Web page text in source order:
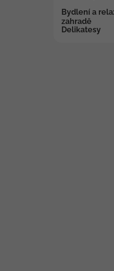
Bydlení a
zahradě
Delikatesy